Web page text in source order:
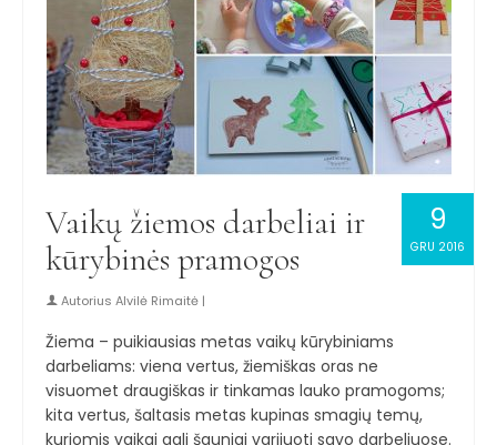
9
GRU 2016
Vaikų žiemos darbeliai ir
kūrybinės pramogos
Autorius Alvilė Rimaitė |
Žiema – puikiausias metas vaikų kūrybiniams
darbeliams: viena vertus, žiemiškas oras ne
visuomet draugiškas ir tinkamas lauko pramogoms;
kita vertus, šaltasis metas kupinas smagių temų,
kuriomis vaikai gali šauniai varijuoti savo darbeliuose.